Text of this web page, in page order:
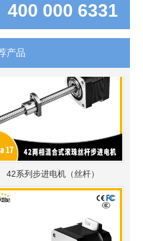
400 000 6331
产品
42系列步进电机（丝杆）